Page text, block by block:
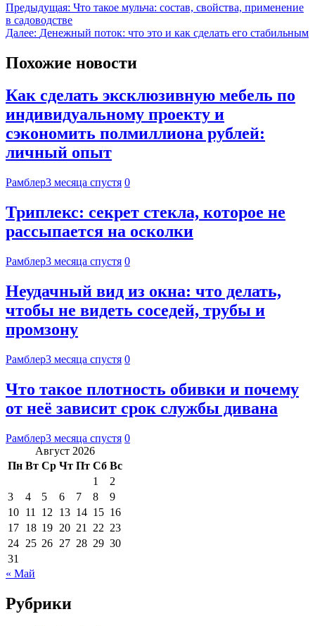
Предыдущая: Что такое мульча: состав, свойства, применение
в садоводстве
Далее: Денежный поток: что это и как сделать его стабильным
Похожие новости
Как сделать эксклюзивную мебель по
индивидуальному проекту и
сэкономить полмиллиона рублей:
личный опыт
Рамблер3 месяца спустя 0
Триплекс: секрет стекла, которое не
рассыпается на осколки
Рамблер3 месяца спустя 0
Неудачный вид из окна: что делать,
чтобы не видеть соседей, трубы и
промзону
Рамблер3 месяца спустя 0
Что такое плотность обивки и почему
от неё зависит срок службы дивана
Рамблер3 месяца спустя 0
Август 2026
Пн Вт Ср Чт Пт Сб Вс
1
2
3
4 5 6 7 8
9
10 11 12 13 14 15 16
17 18 19 20 21 22 23
24 25 26 27 28 29 30
31
« Май
Рубрики